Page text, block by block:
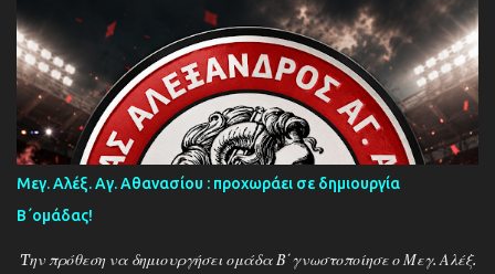
δυναμική των ''κιτρινόμαυρων''! Παρακάτω δείτε φωτοστιγμές
απο τις προπονήσεις της δραμινής ομάδας μέσα απο τον φακό της
''Ο'' που βρέθηκε στο γήπεδο του Καλαμπακίου ενώ δηλώσεις
κάνουν οι κ.κ. Σαρακασίδης Βασίλης (προπονητής) , Βαβλιάκης
Χρόνης (τεχνικός διευθυντής) και οι ποδοσφαιριστές Μάριος
Βουτσινάς και Ηλίας Σταμπουλής!
Μεγ. Αλέξ. Αγ. Αθανασίου : προχωράει σε δημιουργία
Β΄ομάδας!
Tην πρόθεση να δημιουργήσει ομάδα Β΄γνωστοποίησε ο Μεγ. Αλέξ.